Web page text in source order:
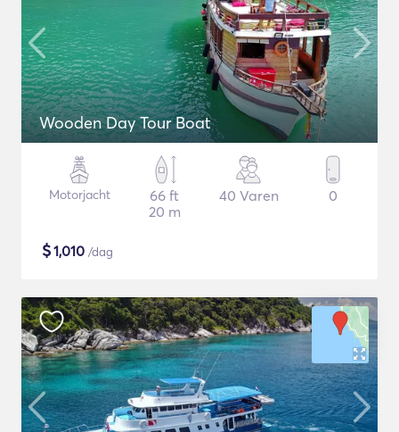
Wooden Day Tour Boat
Motorjacht
66 ft
20 m
40 Varen 0
$1,010 /dag